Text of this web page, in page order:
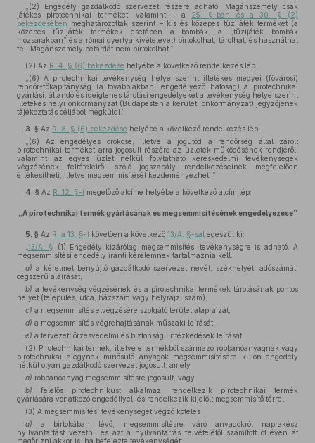
„(2) Engedély gazdálkodó szervezet részére adható. Magánszemély csak
játékos pirotechnikai terméket, valamint – a 25. §-ban és a 30. § (2)
bekezdésében meghatározottak szerint – kis és közepes tűzijáték terméket (a
közepes tűzijáték termékek esetében a bombák, a „tűzijáték bombák
mozsarakban” és a római gyertya kivételével) birtokolhat, tárolhat, és használhat
fel. Magánszemély petárdát nem birtokolhat.”
(2) Az R. 4. § (6) bekezdése helyébe a következő rendelkezés lép:
„(6) A pirotechnikai tevékenység helye szerint illetékes megyei (fővárosi)
rendőr-főkapitányság (a továbbiakban: engedélyező hatóság) a pirotechnikai
gyártási, állandó és ideiglenes tárolási engedélyeket a tevékenység helye szerint
illetékes helyi önkormányzat (Budapesten a kerületi önkormányzat) jegyzőjének
tájékoztatás céljából megküldi.”
3. § Az R. 8. § (6) bekezdése helyébe a következő rendelkezés lép:
„(6) Az engedélyes örököse, illetve a jogutód a rendőrség által zárolt
pirotechnikai terméket arra jogosult részére az üzletek működésének rendjéről,
valamint az egyes üzlet nélkül folytatható kereskedelmi tevékenységek
végzésének feltételeiről szóló jogszabály rendelkezéseinek megfelelően
értékesítheti, illetve megsemmisítését kezdeményezheti.”
4. § Az R. 12. §-t megelőző alcíme helyébe a következő alcím lép:
„A pirotechnikai termék gyártásának és megsemmisítésének engedélyezése”
5. § Az R. a 13. §-t követően a következő 13/A. §-sal egészül ki:
13/A. §
(1) Engedély kizárólag megsemmisítési tevékenységre is adható. A
megsemmisítési engedély iránti kérelemnek tartalmaznia kell:
a) a kérelmet benyújtó gazdálkodó szervezet nevét, székhelyét, adószámát,
cégszerű aláírását,
b) a tevékenység végzésének és a pirotechnikai termékek tárolásának pontos
helyét (település, utca, házszám vagy helyrajzi szám),
c) a megsemmisítés elvégzésére szolgáló terület alaprajzát,
d) a megsemmisítés végrehajtásának műszaki leírását,
e) a tervezett őrzésvédelmi és biztonsági intézkedések leírását.
(2) Pirotechnikai termék, illetve e termékből származó robbanóanyagnak vagy
pirotechnikai elegynek minősülő anyagok megsemmisítésére külön engedély
nélkül olyan gazdálkodó szervezet jogosult, amely
a) robbanóanyag megsemmisítésre jogosult, vagy
b) felelős pirotechnikust alkalmaz, rendelkezik pirotechnikai termék
gyártására vonatkozó engedéllyel, és rendelkezik kijelölt megsemmisítő térrel.
(3) A megsemmisítési tevékenységet végző köteles
a) a birtokában lévő, megsemmisítésre váró anyagokról naprakész
nyilvántartást vezetni, és azt a nyilvántartás felvételétől számított öt éven át
megőrizni akkor is, ha befejezte tevékenységét;